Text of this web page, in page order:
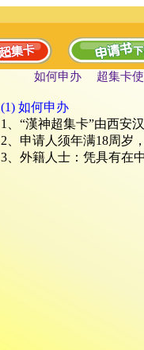
如何申办 超集卡
(1) 如何申办
1、“漢神超集卡”由西安
2、申请人须年满18周岁
3、外籍人士：凭具有在